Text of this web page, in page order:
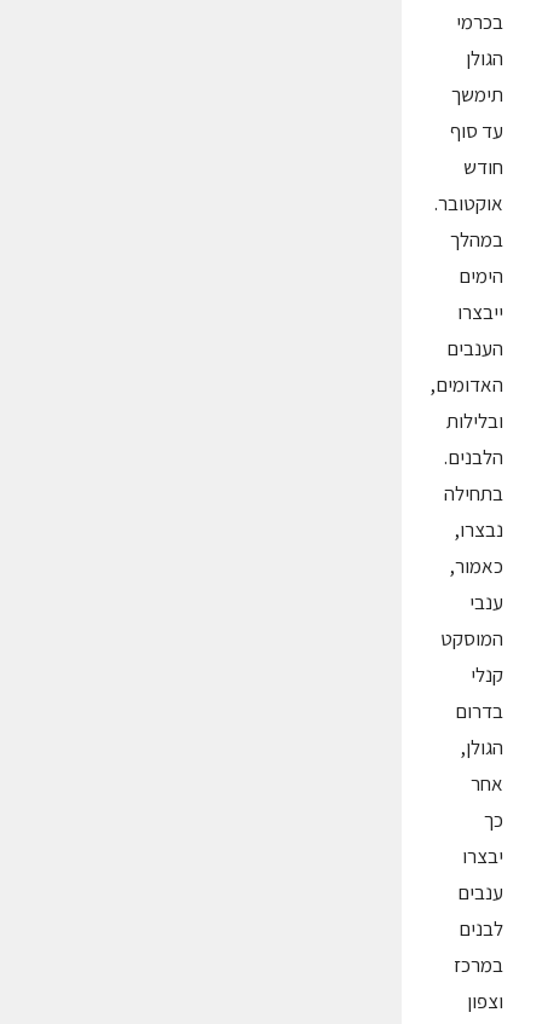
בכרמי
הגולן
תימשך
עד סוף
חודש
אוקטובר.
במהלך
הימים
ייבצרו
הענבים
האדומים,
ובלילות
הלבנים.
בתחילה
נבצרו,
כאמור,
ענבי
המוסקט
קנלי
בדרום
הגולן,
אחר
כך
יבצרו
ענבים
לבנים
במרכז
וצפון